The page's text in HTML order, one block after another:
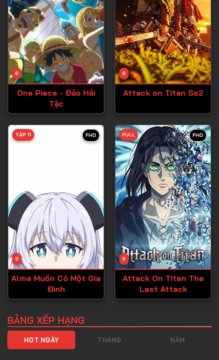
Tập 32
Tập 33
Tập 34
Tập 35
Tập 36
Tập 39
Tập 40
Tập 41
Tập 42
Tập 43
Tập 44
Tập 45
Tập 46
Tập 47
Tập 48
Tập 49
0
One Piece - Đảo Hải
Tặc
0
Attack on Titan Ss2
FHD
0
TẬP 11
Alma Muốn Có Một Gia
Đình
FHD
0
FULL
Attack On Titan The
Last Attack
BẢNG XẾP HẠNG
HOT NGÀY THÁNG NĂM